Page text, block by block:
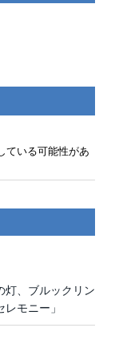
ている可能性があ
灯、ブルックリン
モニー」